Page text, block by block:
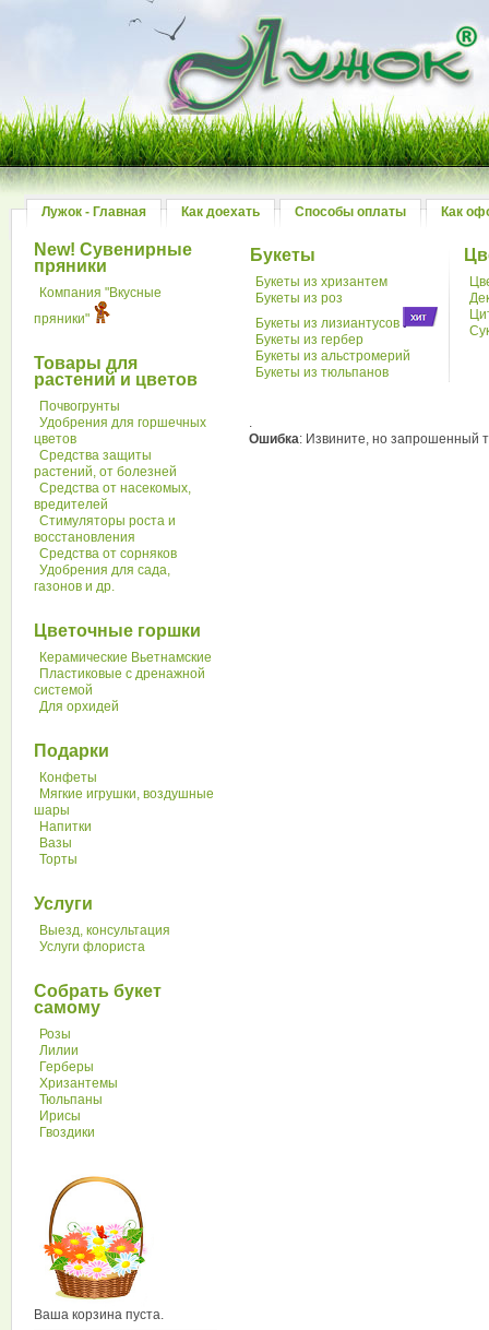
Лужок - Главная Как доехать Способы оплаты Как
New! Сувенирные
пряники
Компания "Вкусные
пряники"
Товары для
растений и цветов
Почвогрунты
Удобрения для горшечных
цветов
Средства защиты
растений, от болезней
Средства от насекомых,
вредителей
Стимуляторы роста и
восстановления
Средства от сорняков
Удобрения для сада,
газонов и др.
Цветочные горшки
Керамические Вьетнамские
Пластиковые с дренажной
системой
Для орхидей
Подарки
Конфеты
Мягкие игрушки, воздушные
шары
Напитки
Вазы
Торты
Услуги
Выезд, консультация
Услуги флориста
Собрать букет
самому
Розы
Лилии
Герберы
Хризантемы
Тюльпаны
Ирисы
Гвоздики
Ваша корзина пуста.
Букеты
Букеты из хризантем
Букеты из роз
Букеты из лизиантусов
Букеты из гербер
Букеты из альстромерий
Букеты из тюльпанов
.
Ошибка: Извините, но запрошенный